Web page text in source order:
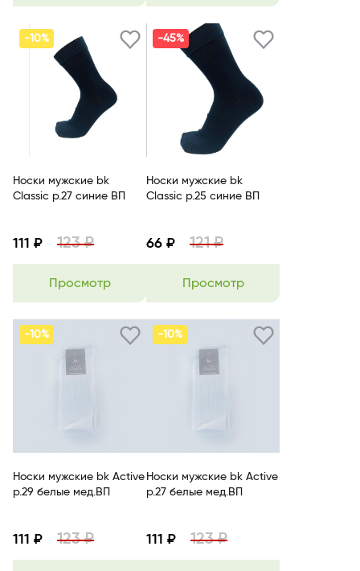
-10%
Носки мужские bk
Classic р.27 синие ВП
111 ₽ 123 ₽
Просмотр
-45%
Носки мужские bk
Classic р.25 синие ВП
66 ₽ 121 ₽
Просмотр
-10%
Носки мужские bk Active
р.29 белые мед.ВП
111 ₽ 123 ₽
-10%
Носки мужские bk Active
р.27 белые мед.ВП
111 ₽ 123 ₽